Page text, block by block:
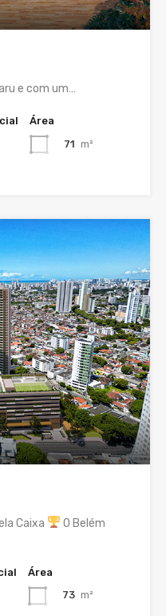
e com um…
Área
71 m²
Caixa
O Belém
Área
73 m²